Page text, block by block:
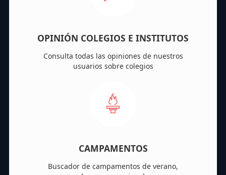
OPINIÓN COLEGIOS E INSTITUTOS
Consulta todas las opiniones de nuestros
usuarios sobre colegios
CAMPAMENTOS
Buscador de campamentos de verano,